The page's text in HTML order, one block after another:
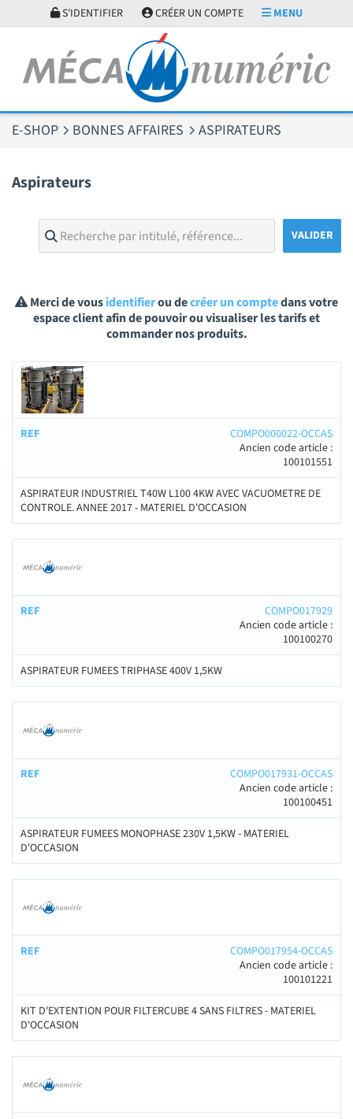
S'IDENTIFIER CRÉER UN COMPTE MENU
E-SHOP BONNES AFFAIRES ASPIRATEURS
Aspirateurs
Merci de vousidentifierou decréer un comptedans votre
espace client afin de pouvoir ou visualiser les tarifs et
commander nos produits.
COMPO000022-OCCAS
Ancien code article :
100101551
ASPIRATEUR INDUSTRIEL T40W L100 4KW AVEC VACUOMETRE DE
CONTROLE. ANNEE 2017 - MATERIEL D'OCCASION
COMPO017929
Ancien code article :
100100270
ASPIRATEUR FUMEES TRIPHASE 400V 1,5KW
COMPO017931-OCCAS
Ancien code article :
100100451
ASPIRATEUR FUMEES MONOPHASE 230V 1,5KW - MATERIEL
D'OCCASION
COMPO017954-OCCAS
Ancien code article :
100101221
KIT D'EXTENTION POUR FILTERCUBE 4 SANS FILTRES - MATERIEL
D'OCCASION
Panneau de gestion des cookies